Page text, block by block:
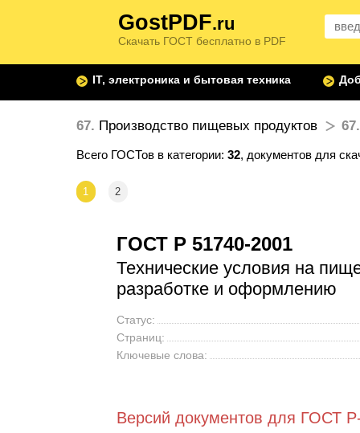
GostPDF.ru
Скачать ГОСТ бесплатно в PDF
IT, электроника и бытовая техника
67. Производство пищевых продуктов
Всего ГОСТов в категории: 32, документов для
1 2
ГОСТ Р 51740-2001
Технические условия на
разработке и оформлению
Статус:
Страниц:
Ключевые слова:
Версий документов для ГОСТ